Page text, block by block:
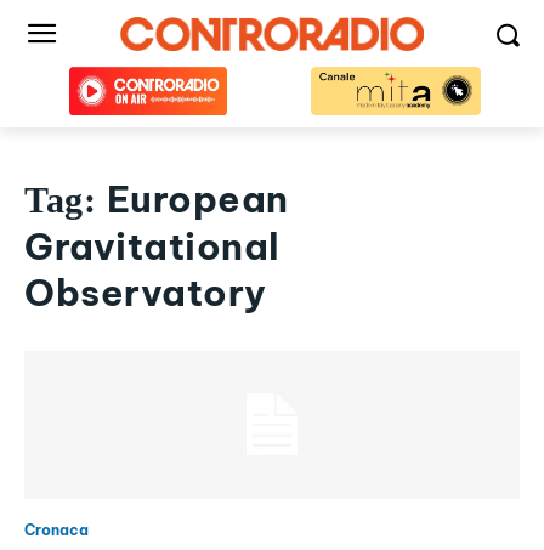
Tag: European
Gravitational
Observatory
Cronaca